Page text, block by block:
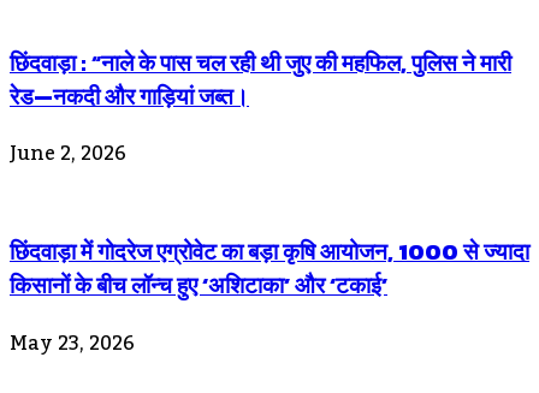
छिंदवाड़ा : “नाले के पास चल रही थी जुए की महफिल, पुलिस ने मारी
रेड—नकदी और गाड़ियां जब्त।
June 2, 2026
छिंदवाड़ा में गोदरेज एग्रोवेट का बड़ा कृषि आयोजन, 1000 से ज्यादा
किसानों के बीच लॉन्च हुए ‘अशिटाका’ और ‘टकाई’
May 23, 2026